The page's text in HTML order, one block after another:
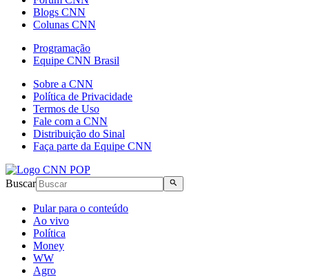
Blogs CNN
Colunas CNN
Programação
Equipe CNN Brasil
Sobre a CNN
Política de Privacidade
Termos de Uso
Fale com a CNN
Distribuição do Sinal
Faça parte da Equipe CNN
Buscar
Pular para o conteúdo
Ao vivo
Política
Money
WW
Agro